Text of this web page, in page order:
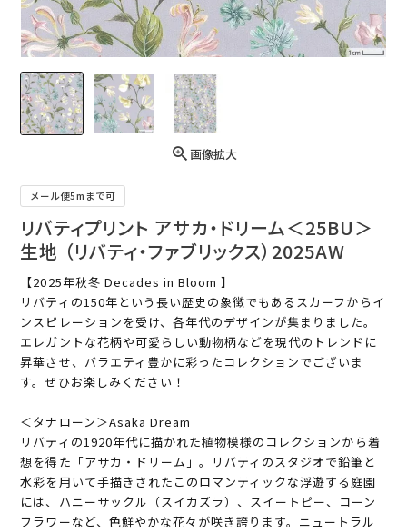
画像拡大
メール便5mまで可
リバティプリント アサカ・ドリーム＜25BU＞
生地 （リバティ・ファブリックス）2025AW
【2025年秋冬 Decades in Bloom 】
リバティの150年という長い歴史の象徴でもあるスカーフからイ
ンスピレーションを受け、各年代のデザインが集まりました。
エレガントな花柄や可愛らしい動物柄などを現代のトレンドに
昇華させ、バラエティ豊かに彩ったコレクションでございま
す。ぜひお楽しみください！
＜タナローン＞Asaka Dream
リバティの1920年代に描かれた植物模様のコレクションから着
想を得た「アサカ・ドリーム」。リバティのスタジオで鉛筆と
水彩を用いて手描きされたこのロマンティックな浮遊する庭園
には、ハニーサックル（スイカズラ）、スイートピー、コーン
フラワーなど、色鮮やかな花々が咲き誇ります。ニュートラル